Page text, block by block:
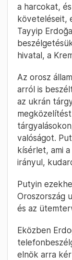
a harcokat,
követeléseit,
Tayyip
hivatal, a
Az orosz
arról is
az ukrán
valóságot.
kísérlet, ami
irányul,
Putyin
Oroszország
és az
Eközben
elnök arra